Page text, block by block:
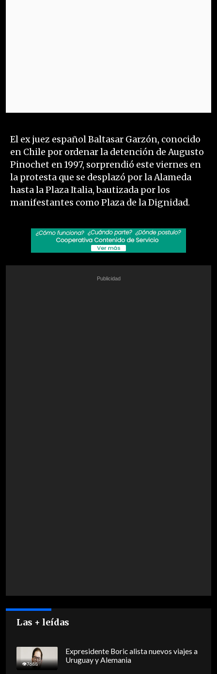
El ex juez español Baltasar Garzón, conocido
en Chile por ordenar la detención de Augusto
Pinochet en 1997, sorprendió este viernes en
la protesta que se desplazó por la Alameda
hasta la Plaza Italia, bautizada por los
manifestantes como Plaza de la Dignidad.
Las + leídas
7688
Expresidente Boric alista nuevos viajes a
Uruguay y Alemania